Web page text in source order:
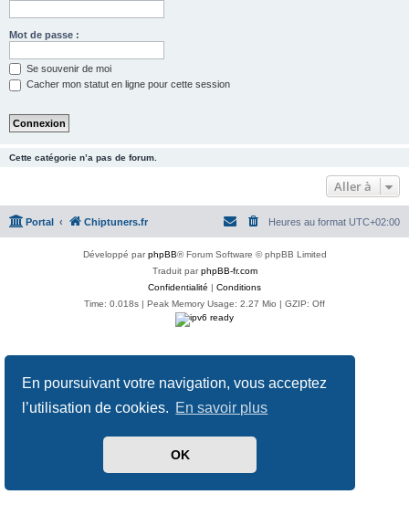
En poursuivant votre navigation, vous acceptez
l’utilisation de cookies. En savoir plus
OK
Mot de passe :
Se souvenir de moi
Cacher mon statut en ligne pour cette session
Cette catégorie n’a pas de forum.
Aller à
Portal Chiptuners.fr Heures au format UTC+02:00
Développé parphpBB® Forum Software © phpBB Limited
Traduit parphpBB-fr.com
Confidentialité | Conditions
Time: 0.018s | Peak Memory Usage: 2.27 Mio | GZIP: Off